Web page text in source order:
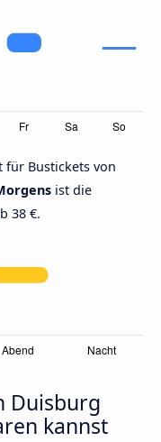
für Bustickets von
ist die
38 €.
Duisburg
kannst